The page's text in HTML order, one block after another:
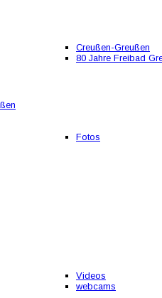
Creußen-Greußen
80 Jahre Freibad
Fotos
Videos
webcams